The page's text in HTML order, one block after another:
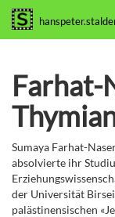
Farhat-
Sumaya Farhat-
absolvierte ihr
der Universität
palästinensischen